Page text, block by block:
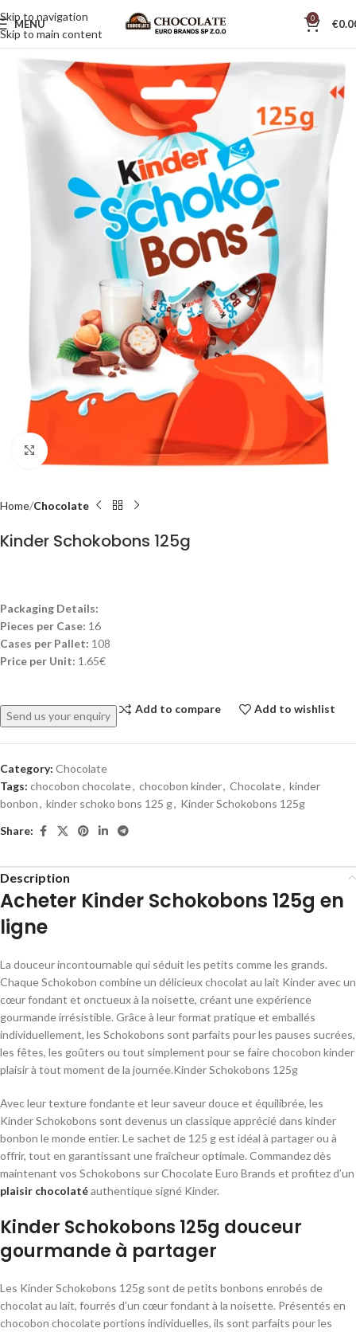
Skip to navigation
Skip to main content
MENU 0 €
Click to enlarge
Home Chocolate
Kinder Schokobons 125g
Packaging Details:
Pieces per Case: 16
Cases per Pallet: 108
Price per Unit: 1.65€
Send us your enquiry
Add to compare Add to wishlist
Category: Chocolate
Tags: chocobon chocolate, chocobon kinder, Chocolate, kinder
bonbon, kinder schoko bons 125 g, Kinder Schokobons 125g
Share:
Description
Acheter Kinder Schokobons 125g en
ligne
La douceur incontournable qui séduit les petits comme les grands.
Chaque Schokobon combine un délicieux chocolat au lait Kinder avec un
cœur fondant et onctueux à la noisette, créant une expérience
gourmande irrésistible. Grâce à leur format pratique et emballés
individuellement, les Schokobons sont parfaits pour les pauses sucrées,
les fêtes, les goûters ou tout simplement pour se faire chocobon kinder
plaisir à tout moment de la journée.Kinder Schokobons 125g
Avec leur texture fondante et leur saveur douce et équilibrée, les
Kinder Schokobons sont devenus un classique apprécié dans kinder
bonbon le monde entier. Le sachet de 125 g est idéal à partager ou à
offrir, tout en garantissant une fraîcheur optimale. Commandez dès
maintenant vos Schokobons sur Chocolate Euro Brands et profitez d’un
plaisir chocolatéauthentique signé Kinder.
Kinder Schokobons 125g douceur
gourmande à partager
Les Kinder Schokobons 125g sont de petits bonbons enrobés de
chocolat au lait, fourrés d’un cœur fondant à la noisette. Présentés en
chocobon chocolate portions individuelles, ils sont parfaits pour les